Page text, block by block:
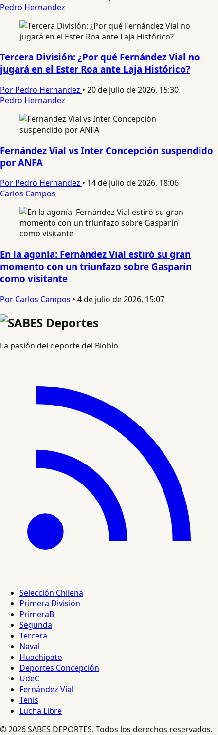
Pedro Hernandez
Tercera División: ¿Por qué Fernández Vial no
jugará en el Ester Roa ante Laja Histórico?
Por Pedro Hernandez • 20 de julio de 2026, 15:30
Pedro Hernandez
Fernández Vial vs Inter Concepción suspendido
por ANFA
Por Pedro Hernandez • 14 de julio de 2026, 18:06
Carlos Campos
En la agonía: Fernández Vial estiró su gran
momento con un triunfazo sobre Gasparín
como visitante
Por Carlos Campos • 4 de julio de 2026, 15:07
La pasión del deporte del Biobío
Selección Chilena
Primera División
PrimeraB
Segunda
Tercera
Naval
Huachipato
Deportes Concepción
UdeC
Fernández Vial
Tenis
Lucha Libre
© 2026 SABES DEPORTES. Todos los derechos reservados.